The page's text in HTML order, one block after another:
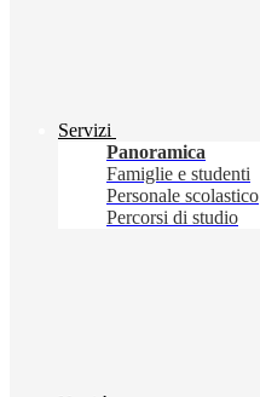
Servizi
Panoramica
Famiglie e studenti
Personale scolastico
Percorsi di studio